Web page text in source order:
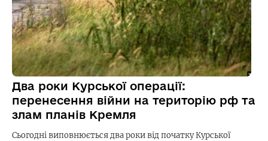
Два роки Курської операції:
перенесення війни на територію рф та
злам планів Кремля
Сьогодні виповнюється два роки від початку Курської